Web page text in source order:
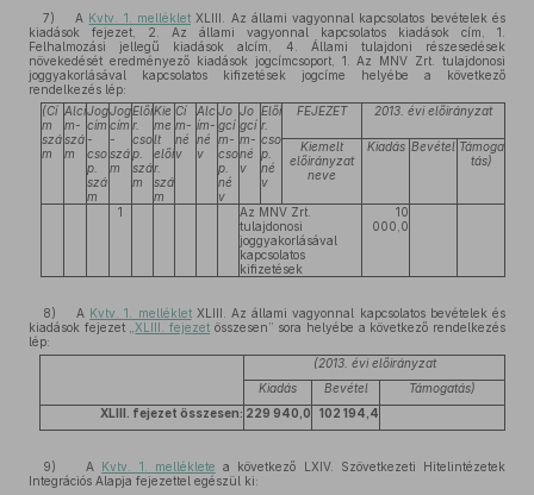
7) A Kvtv. 1. melléklet XLIII. Az állami vagyonnal kapcsolatos bevételek és
kiadások fejezet, 2. Az állami vagyonnal kapcsolatos kiadások cím, 1.
Felhalmozási jellegű kiadások alcím, 4. Állami tulajdoni részesedések
növekedését eredményező kiadások jogcímcsoport, 1. Az MNV Zrt. tulajdonosi
joggyakorlásával kapcsolatos kifizetések jogcíme helyébe a következő
rendelkezés lép:
(Cí
m
szá
m
Alcí
m-
szá
m
Jog
cím
-
cso
p.
szá
m
Jog
cím
-
szá
m
Előí
r.
cso
p.
szá
m
Kie
me
lt
előí
r.
szá
m
Cí
m-
né
v
Alc
ím-
né
v
Jo
gcí
m-
cso
p.
né
v
Jo
gcí
m-
né
v
Előí
r.
cso
p.
né
v
FEJEZET 2013. évi előirányzat
Kiemelt
előirányzat
neve
Kiadás Bevétel Támoga
tás)
1
Az MNV Zrt.
tulajdonosi
joggyakorlásával
kapcsolatos
kifizetések
10
000,0
8) A Kvtv. 1. mellékletXLIII. Az állami vagyonnal kapcsolatos bevételek és
kiadások fejezet „ XLIII. fejezet összesen” sora helyébe a következő rendelkezés
lép:
(2013. évi előirányzat
Kiadás
Bevétel
Támogatás)
XLIII. fejezet összesen: 229 940,0 102 194,4
9) A Kvtv. 1. melléklete a következő LXIV. Szövetkezeti Hitelintézetek
Integrációs Alapja fejezettel egészül ki: